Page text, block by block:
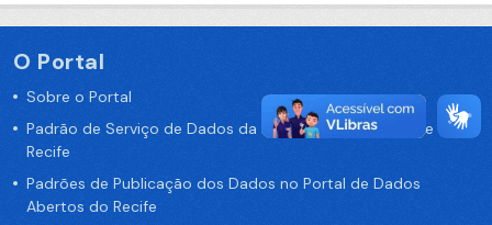
O Portal
Sobre o Portal
Padrão de Serviço de Dados da Prefeitura da Cidade de
Recife
Padrões de Publicação dos Dados no Portal de Dados
Abertos do Recife